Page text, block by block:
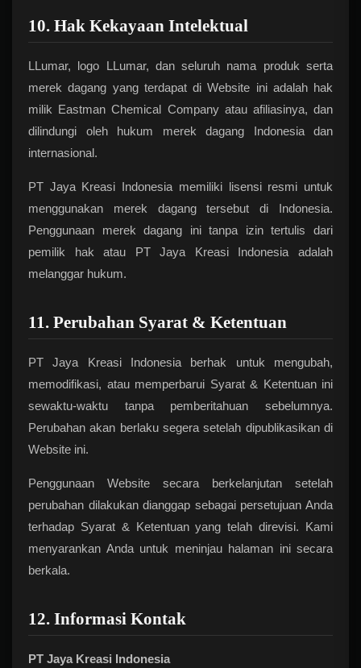
10. Hak Kekayaan Intelektual
LLumar, logo LLumar, dan seluruh nama produk serta
merek dagang yang terdapat di Website ini adalah hak
milik Eastman Chemical Company atau afiliasinya, dan
dilindungi oleh hukum merek dagang Indonesia dan
internasional.
PT Jaya Kreasi Indonesia memiliki lisensi resmi untuk
menggunakan merek dagang tersebut di Indonesia.
Penggunaan merek dagang ini tanpa izin tertulis dari
pemilik hak atau PT Jaya Kreasi Indonesia adalah
melanggar hukum.
11. Perubahan Syarat & Ketentuan
PT Jaya Kreasi Indonesia berhak untuk mengubah,
memodifikasi, atau memperbarui Syarat & Ketentuan ini
sewaktu-waktu tanpa pemberitahuan sebelumnya.
Perubahan akan berlaku segera setelah dipublikasikan di
Website ini.
Penggunaan Website secara berkelanjutan setelah
perubahan dilakukan dianggap sebagai persetujuan Anda
terhadap Syarat & Ketentuan yang telah direvisi. Kami
menyarankan Anda untuk meninjau halaman ini secara
berkala.
12. Informasi Kontak
PT Jaya Kreasi Indonesia